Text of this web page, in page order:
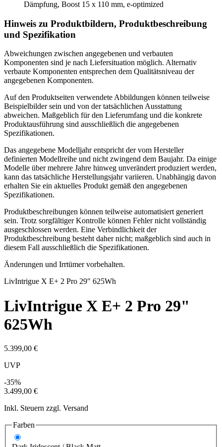
Dämpfung, Boost 15 x 110 mm, e-optimized
Hinweis zu Produktbildern, Produktbeschreibung
und Spezifikation
Abweichungen zwischen angegebenen und verbauten
Komponenten sind je nach Liefersituation möglich. Alternativ
verbaute Komponenten entsprechen dem Qualitätsniveau der
angegebenen Komponenten.
Auf den Produktseiten verwendete Abbildungen können teilweise
Beispielbilder sein und von der tatsächlichen Ausstattung
abweichen. Maßgeblich für den Lieferumfang und die konkrete
Produktausführung sind ausschließlich die angegebenen
Spezifikationen.
Das angegebene Modelljahr entspricht der vom Hersteller
definierten Modellreihe und nicht zwingend dem Baujahr. Da einige
Modelle über mehrere Jahre hinweg unverändert produziert werden,
kann das tatsächliche Herstellungsjahr variieren. Unabhängig davon
erhalten Sie ein aktuelles Produkt gemäß den angegebenen
Spezifikationen.
Produktbeschreibungen können teilweise automatisiert generiert
sein. Trotz sorgfältiger Kontrolle können Fehler nicht vollständig
ausgeschlossen werden. Eine Verbindlichkeit der
Produktbeschreibung besteht daher nicht; maßgeblich sind auch in
diesem Fall ausschließlich die Spezifikationen.
Änderungen und Irrtümer vorbehalten.
LivIntrigue X E+ 2 Pro 29" 625Wh
LivIntrigue X E+ 2 Pro 29"
625Wh
5.399,00 €
UVP
-35%
3.499,00 €
Inkl. Steuern zzgl. Versand
Farben